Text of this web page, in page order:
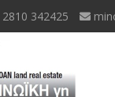
2810 342425